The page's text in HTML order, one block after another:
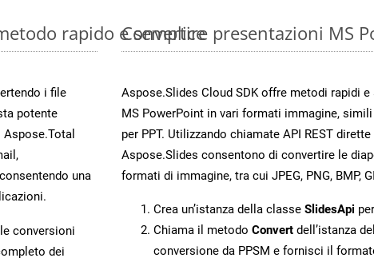
rapido e semplice
i file
potente
una
conversioni
dei
Convertire presentazioni MS
Aspose.Slides Cloud SDK offre metodi rapidi
MS PowerPoint in vari formati immagine,
per PPT. Utilizzando chiamate API REST
Aspose.Slides consentono di convertire le
formati di immagine, tra cui JPEG, PNG, BMP,
Crea un’istanza della classe SlidesApi
Chiama il metodo Convert dell’istanza
conversione da PPSM e fornisci il